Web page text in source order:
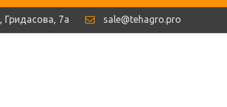
, Гридасова, 7а sale@tehagro.pro